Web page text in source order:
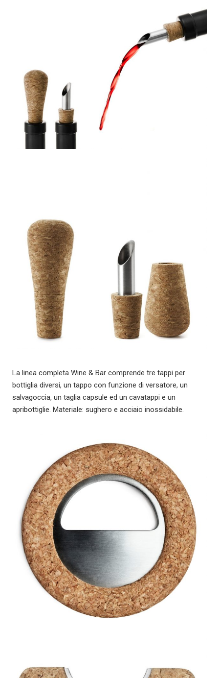
La linea completa Wine & Bar comprende tre tappi per
bottiglia diversi, un tappo con funzione di versatore, un
salvagoccia, un taglia capsule ed un cavatappi e un
apribottiglie. Materiale: sughero e acciaio inossidabile.